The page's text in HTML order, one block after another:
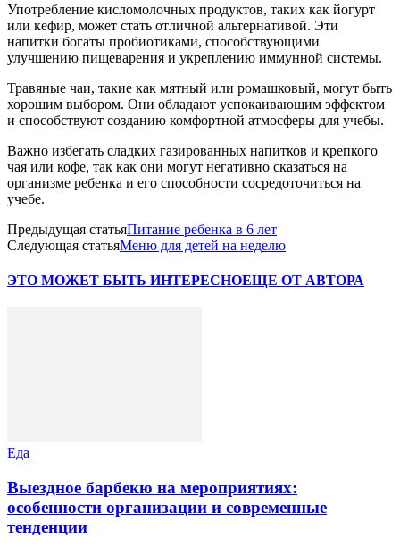
Употребление кисломолочных продуктов, таких как йогурт
или кефир, может стать отличной альтернативой. Эти
напитки богаты пробиотиками, способствующими
улучшению пищеварения и укреплению иммунной системы.
Травяные чаи, такие как мятный или ромашковый, могут быть
хорошим выбором. Они обладают успокаивающим эффектом
и способствуют созданию комфортной атмосферы для учебы.
Важно избегать сладких газированных напитков и крепкого
чая или кофе, так как они могут негативно сказаться на
организме ребенка и его способности сосредоточиться на
учебе.
Предыдущая статьяПитание ребенка в 6 лет
Следующая статьяМеню для детей на неделю
ЭТО МОЖЕТ БЫТЬ ИНТЕРЕСНОЕЩЕ ОТ АВТОРА
Еда
Выездное барбекю на мероприятиях:
особенности организации и современные
тенденции